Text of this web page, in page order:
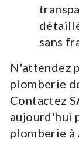
sans
N'attendez
plomberie
Contactez
aujourd'hui
plomberie à